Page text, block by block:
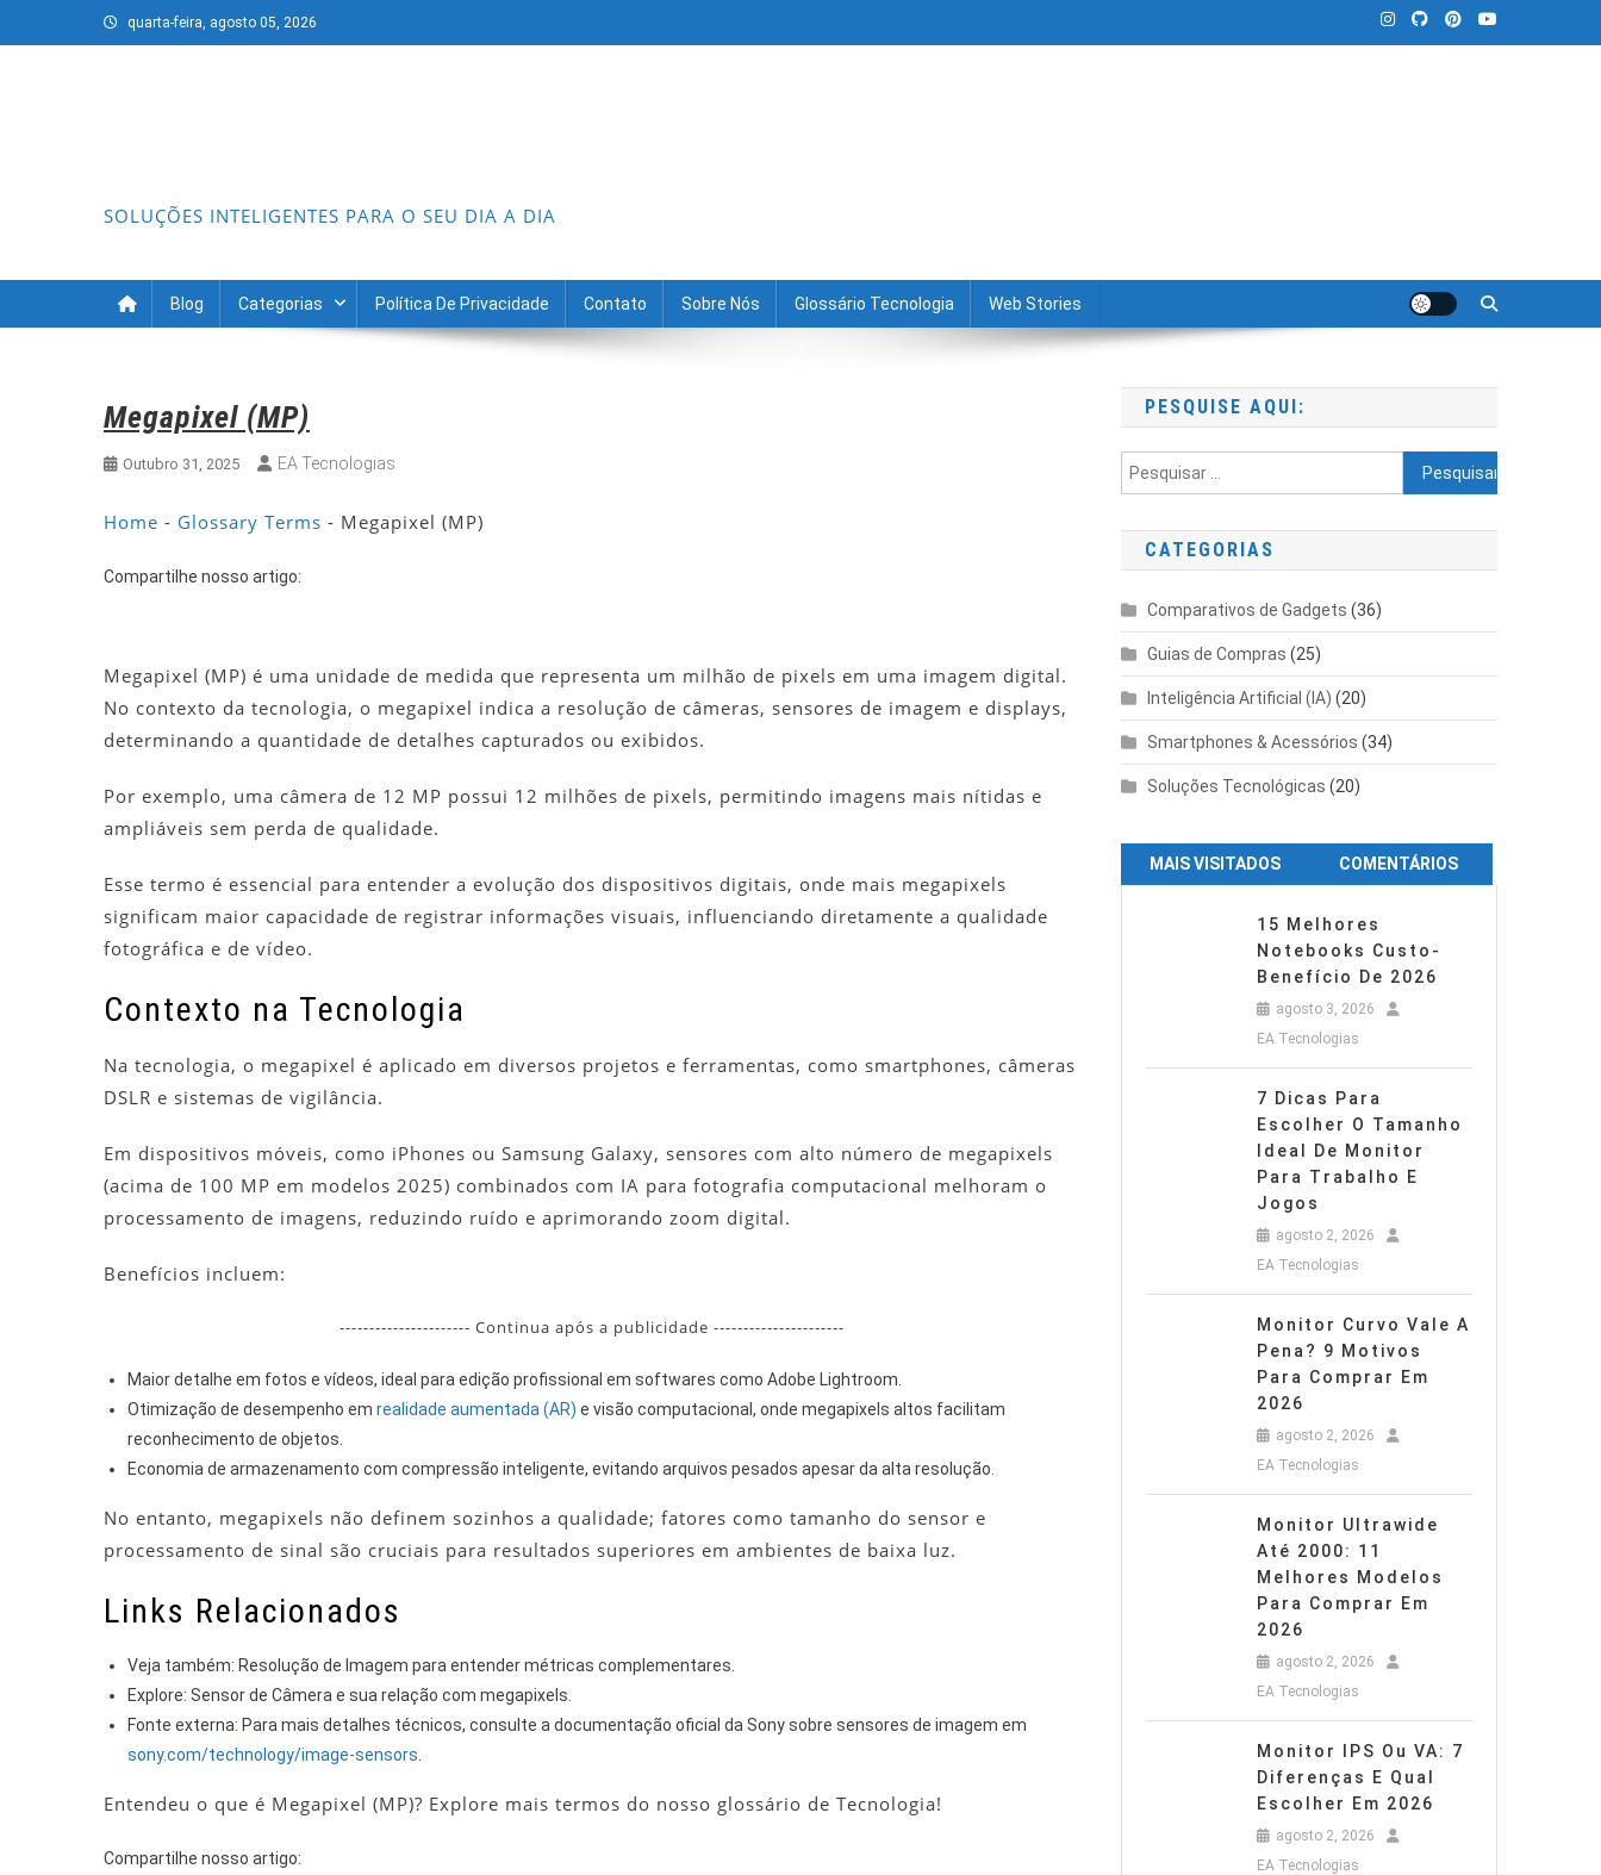
to
quarta-feira, agosto 05, 2026
SOLUÇÕES INTELIGENTES PARA O SEU DIA A DIA
Blog Categorias Política De Privacidade Contato Sobre Nós Glossário Tecnologia Web Stories
Megapixel (MP)
Outubro 31, 2025 EA Tecnologias
Home - Glossary Terms - Megapixel (MP)
Compartilhe nosso artigo:
Megapixel (MP) é uma unidade de medida que representa um milhão de pixels em uma imagem digital.
No contexto da tecnologia, o megapixel indica a resolução de câmeras, sensores de imagem e displays,
determinando a quantidade de detalhes capturados ou exibidos.
Por exemplo, uma câmera de 12 MP possui 12 milhões de pixels, permitindo imagens mais nítidas e
ampliáveis sem perda de qualidade.
Esse termo é essencial para entender a evolução dos dispositivos digitais, onde mais megapixels
significam maior capacidade de registrar informações visuais, influenciando diretamente a qualidade
fotográfica e de vídeo.
Contexto na Tecnologia
Na tecnologia, o megapixel é aplicado em diversos projetos e ferramentas, como smartphones, câmeras
DSLR e sistemas de vigilância.
Em dispositivos móveis, como iPhones ou Samsung Galaxy, sensores com alto número de megapixels
(acima de 100 MP em modelos 2025) combinados com IA para fotografia computacional melhoram o
processamento de imagens, reduzindo ruído e aprimorando zoom digital.
Benefícios incluem:
---------------------- Continua após a publicidade ----------------------
Maior detalhe em fotos e vídeos, ideal para edição profissional em softwares como Adobe Lightroom.
Otimização de desempenho em realidade aumentada (AR) e visão computacional, onde megapixels altos facilitam
reconhecimento de objetos.
Economia de armazenamento com compressão inteligente, evitando arquivos pesados apesar da alta resolução.
No entanto, megapixels não definem sozinhos a qualidade; fatores como tamanho do sensor e
processamento de sinal são cruciais para resultados superiores em ambientes de baixa luz.
Links Relacionados
Veja também: Resolução de Imagem para entender métricas complementares.
Explore: Sensor de Câmera e sua relação com megapixels.
Fonte externa: Para mais detalhes técnicos, consulte a documentação oficial da Sony sobre sensores de imagem em
sony.com/technology/image-sensors
Entendeu o que é Megapixel (MP)? Explore mais termos do nosso glossário de Tecnologia!
Compartilhe nosso artigo:
PESQUISE AQUI:
Pesquisar
por:
CATEGORIAS
Comparativos de Gadgets (36)
Guias de Compras (25)
Inteligência Artificial (IA) (20)
Smartphones & Acessórios (34)
Soluções Tecnológicas (20)
MAIS VISITADOS COMENTÁRIOS
15 Melhores
Notebooks Custo-
Benefício De 2026
agosto 3, 2026
EA Tecnologias
7 Dicas Para
Escolher O Tamanho
Ideal De Monitor
Para Trabalho E
Jogos
agosto 2, 2026
EA Tecnologias
Monitor Curvo Vale A
Pena? 9 Motivos
Para Comprar Em
2026
agosto 2, 2026
EA Tecnologias
Monitor Ultrawide
Até 2000: 11
Melhores Modelos
Para Comprar Em
2026
agosto 2, 2026
EA Tecnologias
Monitor IPS Ou VA: 7
Diferenças E Qual
Escolher Em 2026
agosto 2, 2026
EA Tecnologias